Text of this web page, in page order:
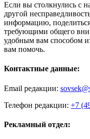
Если вы столкнулись с
другой
информацию,
требующими общего
удобным вам способом
вам помочь.
Контактные данные:
Email редакции:
Телефон редакции: +7
Рекламный отдел: